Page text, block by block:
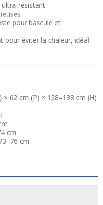
ultra-résistant
pour bascule et
pour éviter la chaleur, idéal
× 62 cm (P) × 128–138 cm (H)
cm
cm